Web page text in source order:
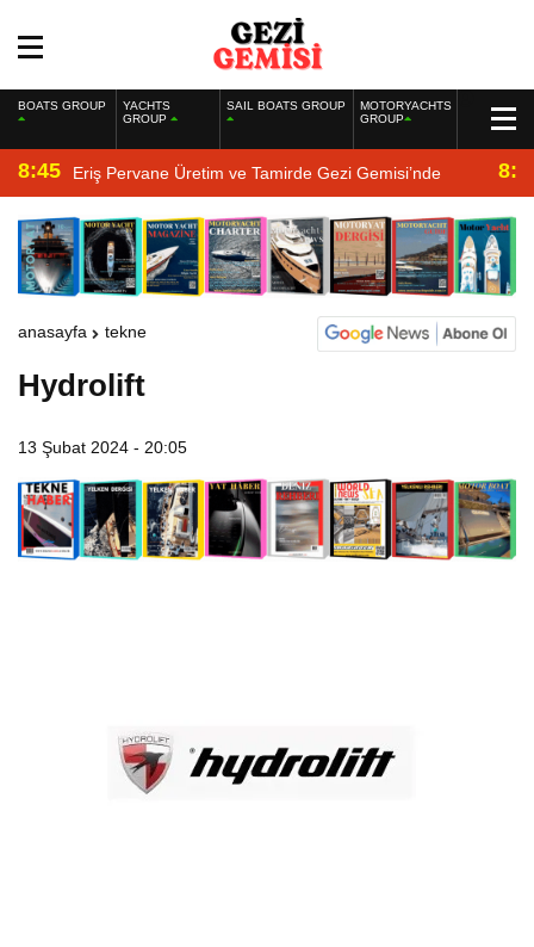
BOATS GROUP
YACHTS
GROUP
SAIL BOATS GROUP
MOTORYACHTS
GROUP
8:45 Eriş Pervane Üretim ve Tamirde Gezi Gemisi’nde
anasayfa tekne
Hydrolift
13 Şubat 2024 - 20:05